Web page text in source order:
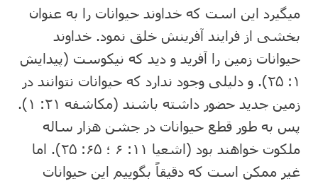
می⁯گیرد این است که خداوند حیوانات را به عنوان
بخشی از فرایند آفرینش خلق نمود. خداوند
حیوانات زمین را آفرید و دید که نیکوست (پیدایش
۱: ۲۵). و دلیلی وجود ندارد که حیوانات نتوانند در
زمین جدید حضور داشته باشند (مکاشفه ۲۱: ۱).
پس به طور قطع حیوانات در جشن هزار ساله
ملکوت خواهند بود (اشعیا ۱۱: ۶ ؛ ۶۵: ۲۵). اما
غیر ممکن است که دقیقاً بگوییم این حیوانات